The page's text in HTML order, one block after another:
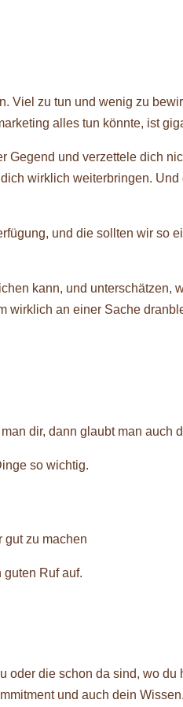
Viel zu tun und wenig zu
alles tun könnte, ist
Gegend und verzettele dich
wirklich weiterbringen. Und
und die sollten wir so
kann, und unterschätzen,
wirklich an einer Sache
dir, dann glaubt man auch
so wichtig.
gut zu machen
guten Ruf auf.
oder die schon da sind, wo du
und auch dein Wissen.